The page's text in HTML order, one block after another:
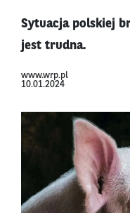
Sytuacja polskiej
jest trudna.
www.wrp.pl
10.01.2024